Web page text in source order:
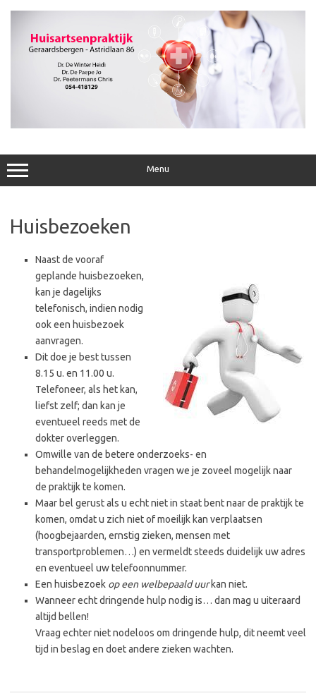
naar
Menu
Huisbezoeken
Naast de vooraf
geplande huisbezoeken,
kan je dagelijks
telefonisch, indien nodig
ook een huisbezoek
aanvragen.
Dit doe je best tussen
8.15 u. en 11.00 u.
Telefoneer, als het kan,
liefst zelf; dan kan je
eventueel reeds met de
dokter overleggen.
Omwille van de betere onderzoeks- en
behandelmogelijkheden vragen we je zoveel mogelijk naar
de praktijk te komen.
Maar bel gerust als u echt niet in staat bent naar de praktijk te
komen, omdat u zich niet of moeilijk kan verplaatsen
(hoogbejaarden, ernstig zieken, mensen met
transportproblemen…) en vermeldt steeds duidelijk uw adres
en eventueel uw telefoonnummer.
Een huisbezoek op een welbepaald uurkan niet.
Wanneer echt dringende hulp nodig is… dan mag u uiteraard
altijd bellen!
Vraag echter niet nodeloos om dringende hulp, dit neemt veel
tijd in beslag en doet andere zieken wachten.